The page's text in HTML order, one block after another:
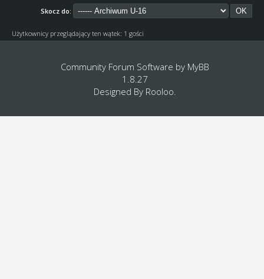
Skocz do:
Użytkownicy przeglądający ten wątek: 1 gości
Community Forum Software by MyBB
1.8.27
Designed By Rooloo